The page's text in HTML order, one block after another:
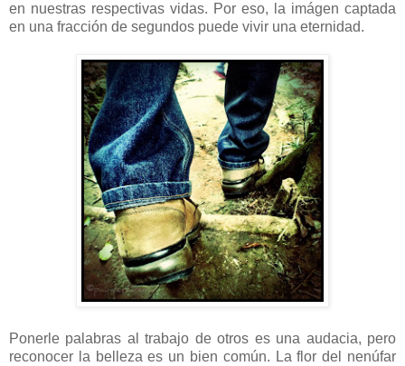
en nuestras respectivas vidas. Por eso, la imágen captada
en una fracción de segundos puede vivir una eternidad.
Ponerle palabras al trabajo de otros es una audacia, pero
reconocer la belleza es un bien común. La flor del nenúfar